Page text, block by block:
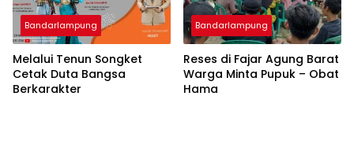
Bandarlampung
Melalui Tenun Songket
Cetak Duta Bangsa
Berkarakter
Bandarlampung
Reses di Fajar Agung Barat
Warga Minta Pupuk – Obat
Hama